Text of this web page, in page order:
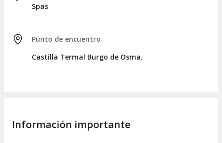
Spas
Punto de encuentro
Castilla Termal Burgo de Osma.
Información importante